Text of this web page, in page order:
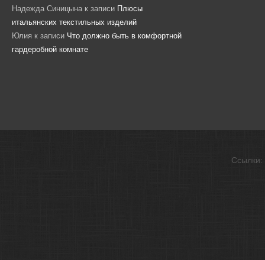
Надежда Синицына к записи Плюсы
итальянских текстильных изделий
Юлия к записи Что должно быть в комфортной
гардеробной комнате
Ссылки: